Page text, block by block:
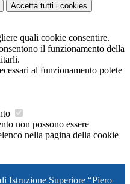
Accetta tutti i cookies
quali cookie consentire.
il funzionamento della
al funzionamento potete
non possono essere
nella pagina della cookie
Istruzione Superiore “Piero